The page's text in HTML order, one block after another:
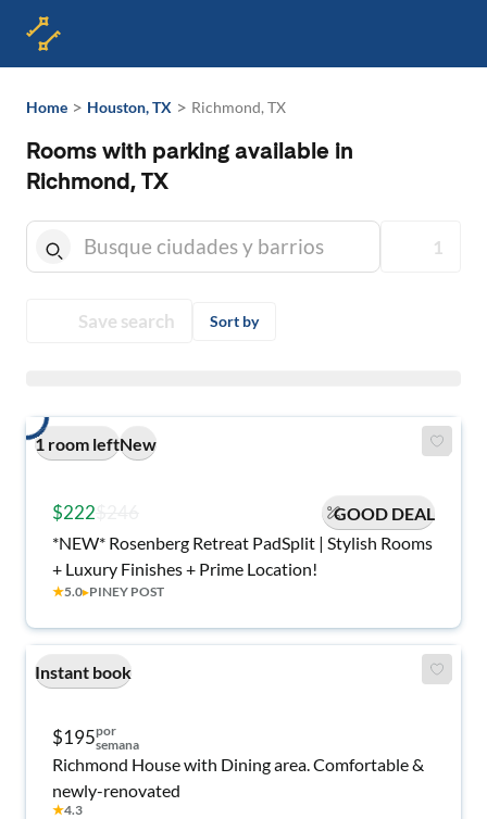
Home > Houston, TX > Richmond, TX
Rooms with parking available in
Richmond, TX
1
Save search Sort by
1 room leftNew
$222
GOOD DEAL
*NEW* Rosenberg Retreat PadSplit | Stylish Rooms
+ Luxury Finishes + Prime Location!
★5.0▸PINEY POST
Instant book
$195por
semana
Richmond House with Dining area. Comfortable &
newly-renovated
★4.3